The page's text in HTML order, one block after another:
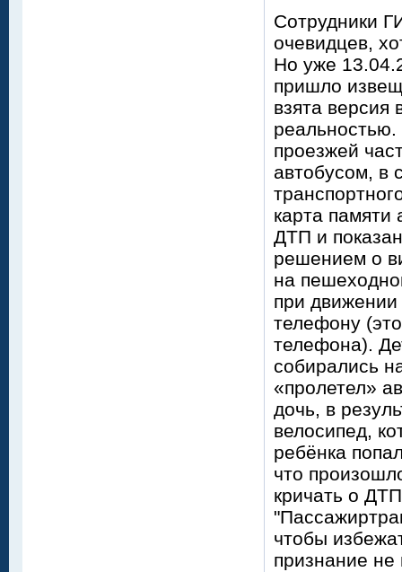
Сотрудники
очевидцев,
Но уже
пришло
взята версия
реальностью.
проезжей
автобусом, в
карта памяти
ДТП и
решением о
на
при
телефону
телефона).
собирались
«пролетел»
дочь, в
велосипед,
ребёнка
что
кричать о
чтобы
признание не